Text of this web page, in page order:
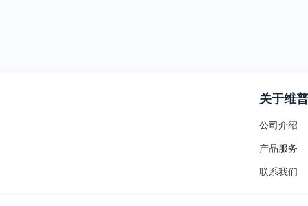
关于维普
公司介绍
产品服务
联系我们